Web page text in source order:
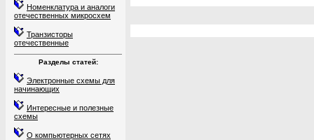
Номенклатура и аналоги
отечественных микросхем
Транзисторы
отечественные
Разделы статей:
Электронные схемы для
начинающих
Интересные и полезные
схемы
О компьютерных сетях